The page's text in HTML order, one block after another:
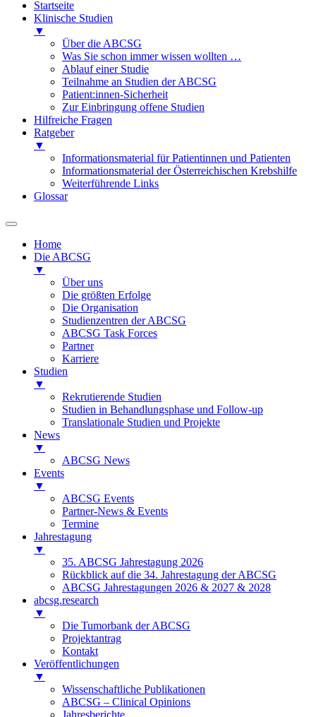
Startseite
Klinische Studien
▼
Über die ABCSG
Was Sie schon immer wissen wollten …
Ablauf einer Studie
Teilnahme an Studien der ABCSG
Patient:innen-Sicherheit
Zur Einbringung offene Studien
Hilfreiche Fragen
Ratgeber
▼
Informationsmaterial für Patientinnen und Patienten
Informationsmaterial der Österreichischen Krebshilfe
Weiterführende Links
Glossar
Home
Die ABCSG
▼
Über uns
Die größten Erfolge
Die Organisation
Studienzentren der ABCSG
ABCSG Task Forces
Partner
Karriere
Studien
▼
Rekrutierende Studien
Studien in Behandlungsphase und Follow-up
Translationale Studien und Projekte
News
▼
ABCSG News
Events
▼
ABCSG Events
Partner-News & Events
Termine
Jahrestagung
▼
35. ABCSG Jahrestagung 2026
Rückblick auf die 34. Jahrestagung der ABCSG
ABCSG Jahrestagungen 2026 & 2027 & 2028
abcsg.research
▼
Die Tumorbank der ABCSG
Projektantrag
Kontakt
Veröffentlichungen
▼
Wissenschaftliche Publikationen
ABCSG – Clinical Opinions
Jahresberichte